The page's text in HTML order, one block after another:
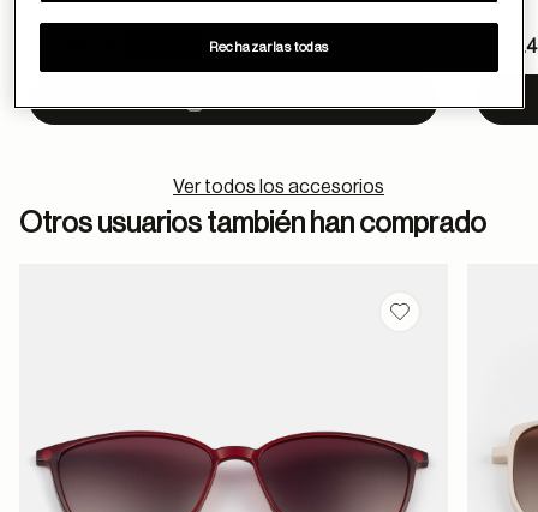
Price reduced from
Ver todos los accesorios
Otros usuarios también han comprado
Guardar en
Rechazarlas todas